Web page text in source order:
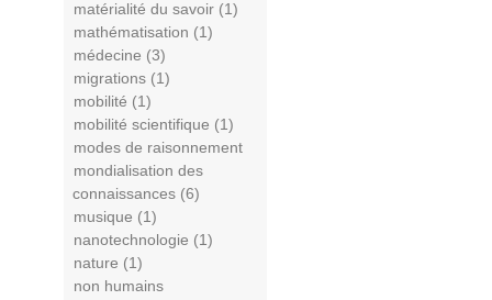
matérialité du savoir (1)
mathématisation (1)
médecine (3)
migrations (1)
mobilité (1)
mobilité scientifique (1)
modes de raisonnement
mondialisation des
connaissances (6)
musique (1)
nanotechnologie (1)
nature (1)
non humains